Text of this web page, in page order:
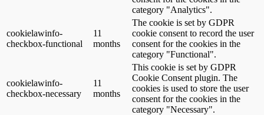
category "Analytics".
cookielawinfo-
checkbox-functional
11
months
The cookie is set by GDPR
cookie consent to record the user
consent for the cookies in the
category "Functional".
cookielawinfo-
checkbox-necessary
11
months
This cookie is set by GDPR
Cookie Consent plugin. The
cookies is used to store the user
consent for the cookies in the
category "Necessary".